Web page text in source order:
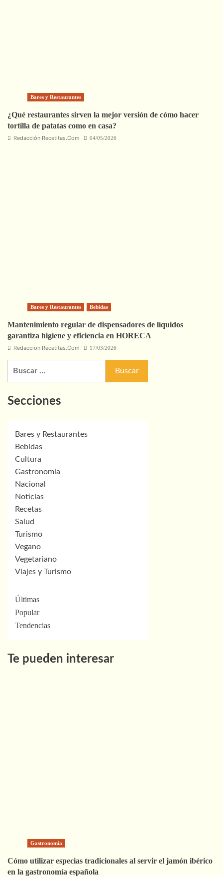
Bares y Restaurantes
¿Qué restaurantes sirven la mejor versión de cómo hacer
tortilla de patatas como en casa?
Redacción Recetitas.Com 04/05/2026
Bares y Restaurantes Bebidas
Mantenimiento regular de dispensadores de líquidos
garantiza higiene y eficiencia en HORECA
Redaccion Recetitas.Com 17/03/2026
Secciones
Bares y Restaurantes
Bebidas
Cultura
Gastronomía
Nacional
Noticias
Recetas
Salud
Turismo
Vegano
Vegetariano
Viajes y Turismo
Últimas
Popular
Tendencias
Te pueden interesar
Gastronomía
Cómo utilizar especias tradicionales al servir el jamón ibérico
en la gastronomía española